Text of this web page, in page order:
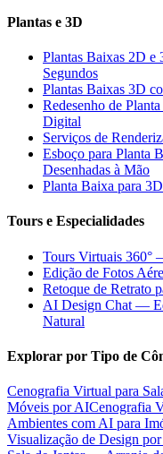
Plantas e 3D
Plantas Baixas 2D
Segundos
Plantas Baixas 3D
Redesenho de
Digital
Serviços de
Esboço para Planta
Desenhadas à Mão
Planta Baixa para
Tours e Especialidades
Tours Virtuais 360°
Edição de Fotos
Retoque de Retrato
AI Design Chat —
Natural
Explorar por Tipo de
Cenografia Virtual para
Móveis por AICenografia
Ambientes com AI para
Visualização de Design